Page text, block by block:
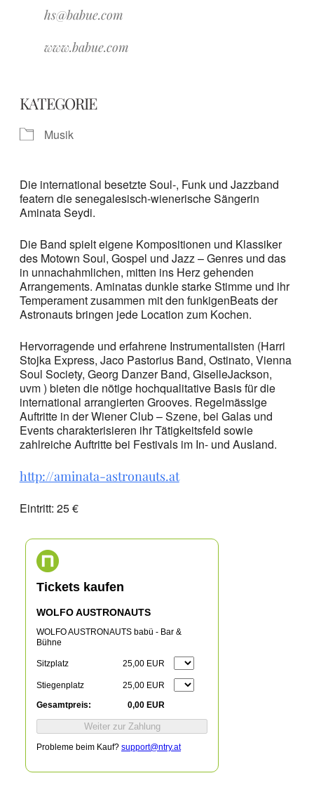
hs@babue.com
www.babue.com
KATEGORIE
Musik
Die international besetzte Soul-, Funk und Jazzband
featern die senegalesisch-wienerische Sängerin
Aminata Seydi.
Die Band spielt eigene Kompositionen und Klassiker
des Motown Soul, Gospel und Jazz – Genres und das
in unnachahmlichen, mitten ins Herz gehenden
Arrangements. Aminatas dunkle starke Stimme und ihr
Temperament zusammen mit den funkigenBeats der
Astronauts bringen jede Location zum Kochen.
Hervorragende und erfahrene Instrumentalisten (Harri
Stojka Express, Jaco Pastorius Band, Ostinato, Vienna
Soul Society, Georg Danzer Band, GiselleJackson,
uvm ) bieten die nötige hochqualitative Basis für die
international arrangierten Grooves. Regelmässige
Auftritte in der Wiener Club – Szene, bei Galas und
Events charakterisieren ihr Tätigkeitsfeld sowie
zahlreiche Auftritte bei Festivals im In- und Ausland.
http://aminata-astronauts.at
Eintritt: 25 €